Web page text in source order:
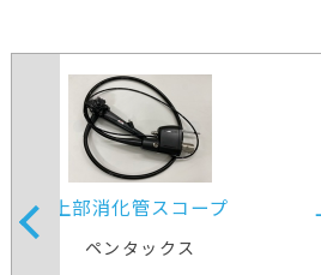
上部消化管スコープ
ペンタックス